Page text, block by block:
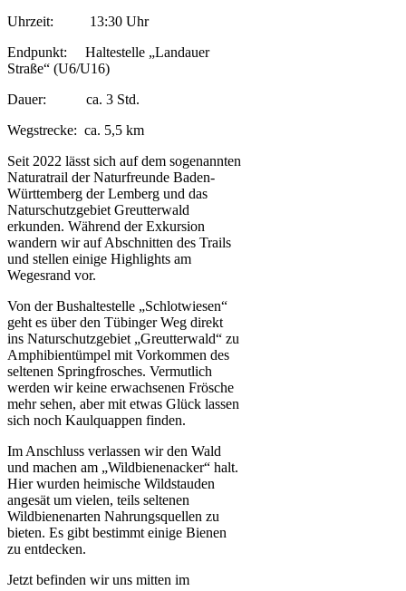
Uhrzeit: 13:30 Uhr
Endpunkt: Haltestelle „Landauer
Straße“ (U6/U16)
Dauer: ca. 3 Std.
Wegstrecke: ca. 5,5 km
Seit 2022 lässt sich auf dem sogenannten
Naturatrail der Naturfreunde Baden-
Württemberg der Lemberg und das
Naturschutzgebiet Greutterwald
erkunden. Während der Exkursion
wandern wir auf Abschnitten des Trails
und stellen einige Highlights am
Wegesrand vor.
Von der Bushaltestelle „Schlotwiesen“
geht es über den Tübinger Weg direkt
ins Naturschutzgebiet „Greutterwald“ zu
Amphibientümpel mit Vorkommen des
seltenen Springfrosches. Vermutlich
werden wir keine erwachsenen Frösche
mehr sehen, aber mit etwas Glück lassen
sich noch Kaulquappen finden.
Im Anschluss verlassen wir den Wald
und machen am „Wildbienenacker“ halt.
Hier wurden heimische Wildstauden
angesät um vielen, teils seltenen
Wildbienenarten Nahrungsquellen zu
bieten. Es gibt bestimmt einige Bienen
zu entdecken.
Jetzt befinden wir uns mitten im